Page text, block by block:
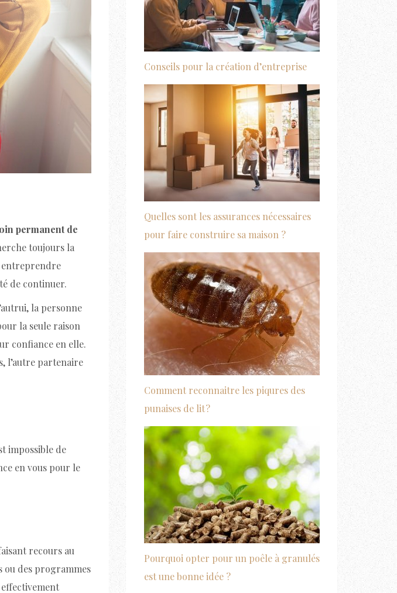
permanent de
toujours la
entreprendre
de continuer.
la personne
la seule raison
confiance en elle.
l’autre partenaire
impossible de
en vous pour le
recours au
ou des programmes
Conseils pour la création d’entreprise
Quelles sont les assurances nécessaires
pour faire construire sa maison ?
Comment reconnaitre les piqures des
punaises de lit ?
Pourquoi opter pour un poêle à granulés
est une bonne idée ?